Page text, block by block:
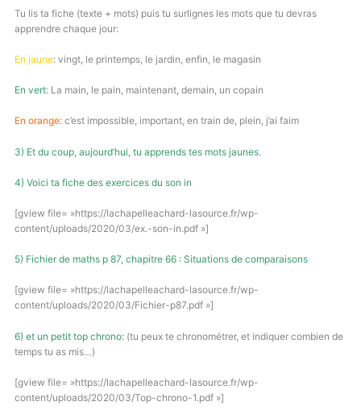
Tu lis ta fiche (texte + mots) puis tu surlignes les mots que tu devras
apprendre chaque jour:
En jaune: vingt, le printemps, le jardin, enfin, le magasin
En vert: La main, le pain, maintenant, demain, un copain
En orange: c’est impossible, important, en train de, plein, j’ai faim
3) Et du coup, aujourd’hui, tu apprends tes mots jaunes.
4) Voici ta fiche des exercices du son in
[gview file= »https://lachapelleachard-lasource.fr/wp-
content/uploads/2020/03/ex.-son-in.pdf »]
5) Fichier de maths p 87, chapitre 66 : Situations de comparaisons
[gview file= »https://lachapelleachard-lasource.fr/wp-
content/uploads/2020/03/Fichier-p87.pdf »]
6) et un petit top chrono: (tu peux te chronométrer, et indiquer combien de
temps tu as mis…)
[gview file= »https://lachapelleachard-lasource.fr/wp-
content/uploads/2020/03/Top-chrono-1.pdf »]